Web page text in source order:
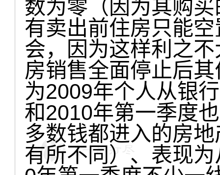
数为零（因为其购
有卖出前住房只能
会，因为这样利之
房销售全面停止后
为2009年个人从银
和2010年第一季度
多数钱都进入的房
有所不同）、表现